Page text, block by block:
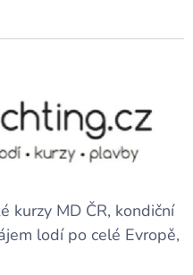
kurzy MD ČR, kondiční
lodí po celé Evropě,